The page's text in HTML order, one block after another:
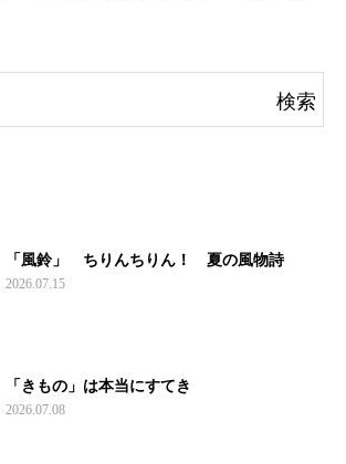
「風鈴」 ちりんちりん！ 夏の風物詩
2026.07.15
「きもの」は本当にすてき
2026.07.08